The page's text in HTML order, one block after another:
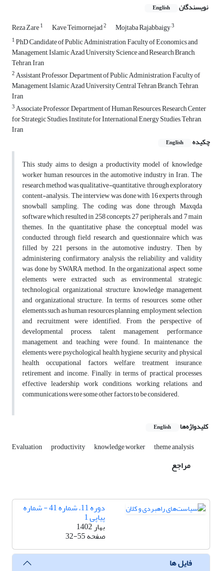
نویسندگان English
Reza Zare1 Kave Teimornejad2 Mojtaba Rajabbaigy3
1PhD Candidate of Public Administration, Faculty of Economics and
Management, Islamic Azad University Science and Research Branch,
Tehran, Iran
2Assistant Professor, Department of Public Administration, Faculty of
Management, Islamic Azad University Central Tehran Branch, Tehran,
Iran
3Associate Professor, Department of Human Resources, Research Center
for Strategic Studies, Institute for International Energy Studies, Tehran,
Iran
چکیده
English
This study aims to design a productivity model of knowledge
worker human resources in the automotive industry in Iran. The
research method was qualitative-quantitative, through exploratory
content-analysis. The interview was done with 16 experts through
snowball sampling. The coding was done through Maxqda
software which resulted in 258 concepts, 27 peripherals, and 7 main
themes. In the quantitative phase, the conceptual model was
conducted through field research and questionnaire which was
filled by 221 persons in the automotive industry. Then, by
administering confirmatory analysis, the reliability and validity
was done by SWARA method. In the organizational aspect, some
elements were extracted such as environmental, strategic,
technological, organizational structure, knowledge management,
and organizational structure. In terms of resources, some other
elements such as human resources planning, employment, selection,
and recruitment were identified. From the perspective of
developmental process, talent management, performance
management, and teaching were found. In maintenance, the
elements were psychological health, hygiene, security and physical
health, occupational factors, welfare, treatment, insurance,
retirement, and income. Finally, in terms of practical processes,
effective leadership, work conditions, working relations, and
communications were some other factors to be considered.
کلیدواژه‌ها English
Evaluation productivity knowledge worker theme analysis
مراجع
دوره 11، شماره 41 - شماره
پیاپی 1
بهار 1402
صفحه32-55
فایل ها